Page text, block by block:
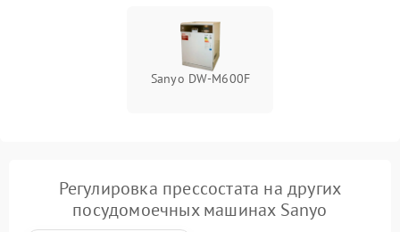
Sanyo DW-M600F
Регулировка прессостата на других
посудомоечных машинах Sanyo